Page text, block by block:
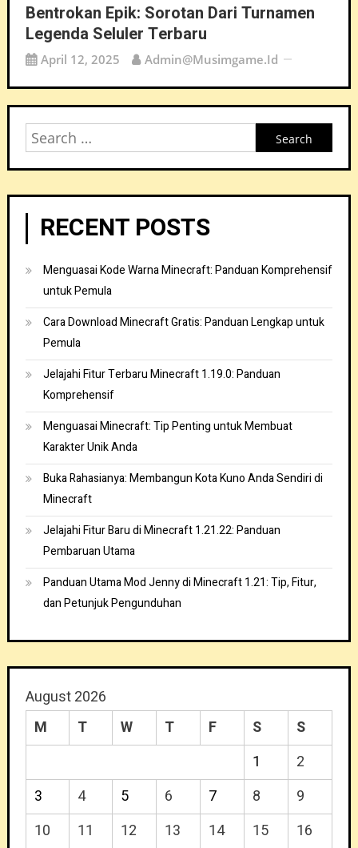
Bentrokan Epik: Sorotan Dari Turnamen
Legenda Seluler Terbaru
April 12, 2025 Admin@musimgame.id
Search
RECENT POSTS
Menguasai Kode Warna Minecraft: Panduan Komprehensif
untuk Pemula
Cara Download Minecraft Gratis: Panduan Lengkap untuk
Pemula
Jelajahi Fitur Terbaru Minecraft 1.19.0: Panduan
Komprehensif
Menguasai Minecraft: Tip Penting untuk Membuat
Karakter Unik Anda
Buka Rahasianya: Membangun Kota Kuno Anda Sendiri di
Minecraft
Jelajahi Fitur Baru di Minecraft 1.21.22: Panduan
Pembaruan Utama
Panduan Utama Mod Jenny di Minecraft 1.21: Tip, Fitur,
dan Petunjuk Pengunduhan
August 2026
M
T W T F S
S
1
2
3
4 5 6 7 8
9
10
11 12 13 14 15
16